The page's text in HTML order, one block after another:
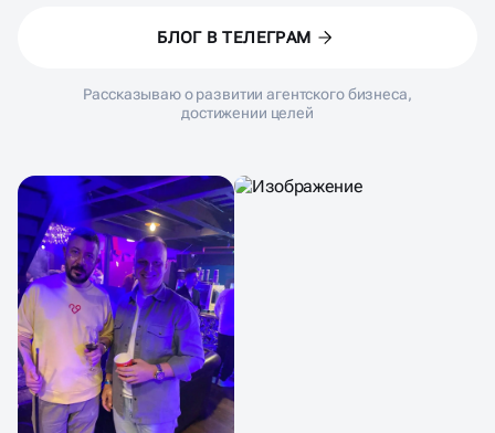
БЛОГ В ТЕЛЕГРАМ
Рассказываю о развитии агентского бизнеса,
достижении целей